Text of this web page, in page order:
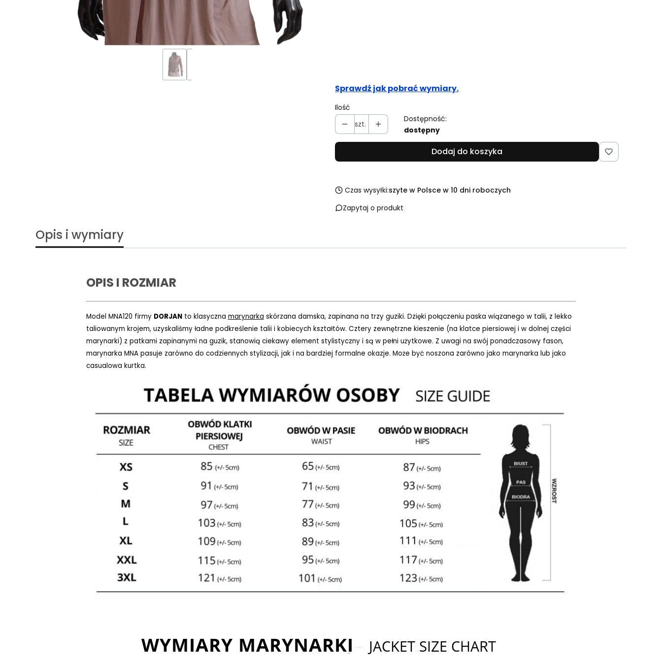
Sprawdź jak pobrać wymiary.
Ilość
szt.
Dostępność:
dostępny
Dodaj do koszyka
Czas wysyłki:szyte w Polsce w 10 dni roboczych
Zapytaj o produkt
Opis i wymiary
OPIS I ROZMIAR
Model MNA120 firmy DORJANto klasyczna marynarka skórzana damska, zapinana na trzy guziki. Dzięki połączeniu paska wiązanego w talii, z lekko
taliowanym krojem, uzyskaliśmy ładne podkreślenie talii i kobiecych kształtów. Cztery zewnętrzne kieszenie (na klatce piersiowej i w dolnej części
marynarki) z patkami zapinanymi na guzik, stanowią ciekawy element stylistyczny i są w pełni użytkowe. Z uwagi na swój ponadczasowy fason,
marynarka MNA pasuje zarówno do codziennych stylizacji, jak i na bardziej formalne okazje. Może być noszona zarówno jako marynarka lub jako
casualowa kurtka.